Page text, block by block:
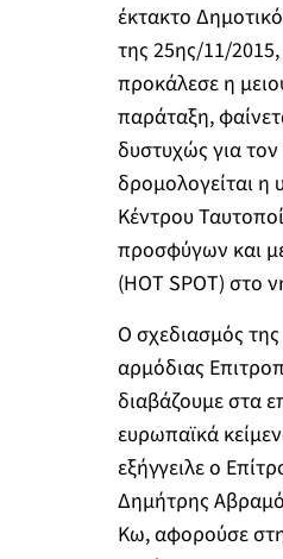
έκτακτο
της 25ης/11/
προκάλεσε η
παράταξη,
δυστυχώς για
δρομολογείται η
Κέντρου
προσφύγων και
(HOT SPOT) στο
Ο σχεδιασμός
αρμόδιας
διαβάζουμε στα
ευρωπαϊκά
εξήγγειλε ο
Δημήτρης
Κω, αφορούσε